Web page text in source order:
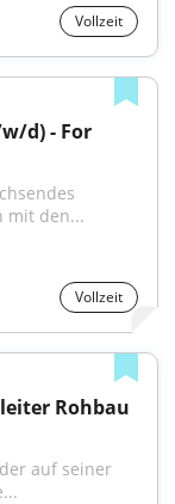
Vollzeit
d) - For
mit den...
Vollzeit
Rohbau
auf seiner